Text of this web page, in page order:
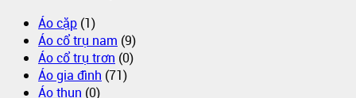
Áo cặp (1)
Áo cổ trụ nam (9)
Áo cổ trụ trơn (0)
Áo gia đình (71)
Áo thun (0)